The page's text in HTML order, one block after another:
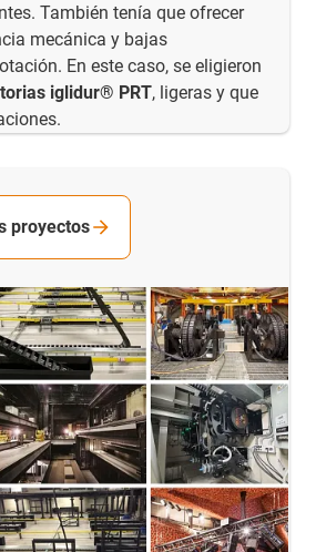
También tenía que ofrecer
mecánica y bajas
En este caso, se eligieron
iglidur® PRT, ligeras y que
proyectos